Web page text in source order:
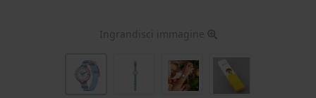
Ingrandisci immagine